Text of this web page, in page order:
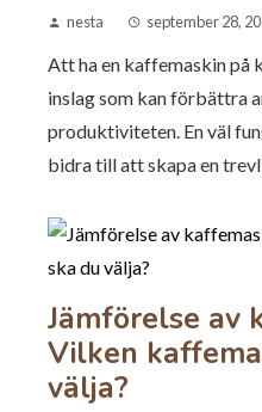
nesta september 28,
Att ha en kaffemaskin
inslag som kan förbättra
produktiviteten. En väl
bidra till att skapa en
Jämförelse av
Vilken
välja?